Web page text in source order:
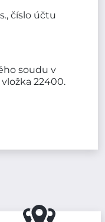
číslo účtu
soudu v
22400.